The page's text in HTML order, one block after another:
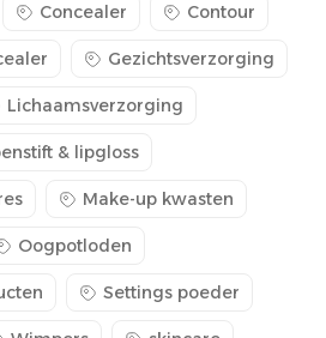
Concealer Contour
Gezichtsverzorging
Lichaamsverzorging
& lipgloss
Make-up kwasten
Oogpotloden
Settings poeder